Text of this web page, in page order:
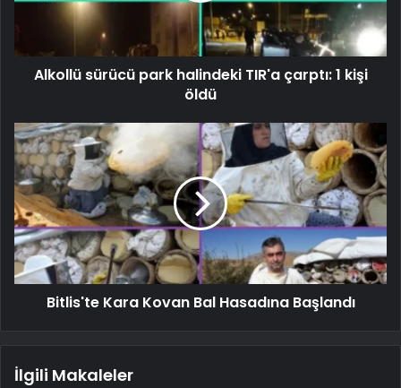
Alkollü sürücü park halindeki TIR'a çarptı: 1 kişi
öldü
Bitlis'te Kara Kovan Bal Hasadına Başlandı
İlgili Makaleler